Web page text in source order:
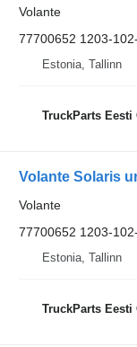
Volante
77700652 1203-
Estonia, Tallinn
TruckParts Eesti
Volante Solaris
Volante
77700652 1203-
Estonia, Tallinn
TruckParts Eesti